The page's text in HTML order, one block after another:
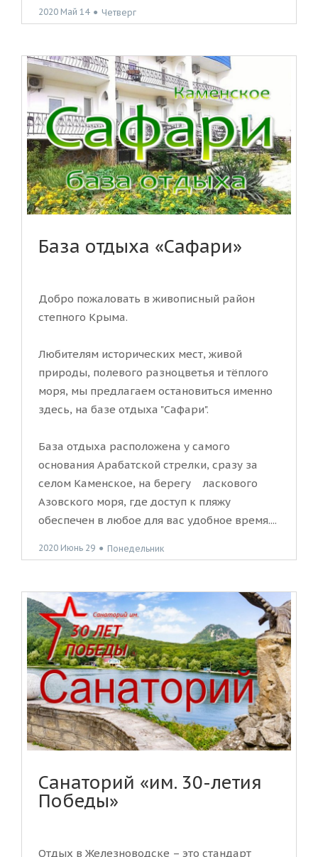
2020 Май 14 ● Четверг
База отдыха «Сафари»
Добро пожаловать в живописный район
степного Крыма.
Любителям исторических мест, живой
природы, полевого разноцветья и тёплого
моря, мы предлагаем остановиться именно
здесь, на базе отдыха "Сафари".
База отдыха расположена у самого
основания Арабатской стрелки, сразу за
селом Каменское, на берегу ласкового
Азовского моря, где доступ к пляжу
обеспечен в любое для вас удобное время....
2020 Июнь 29 ● Понедельник
Санаторий «им. 30-летия
Победы»
Отдых в Железноводске – это стандарт